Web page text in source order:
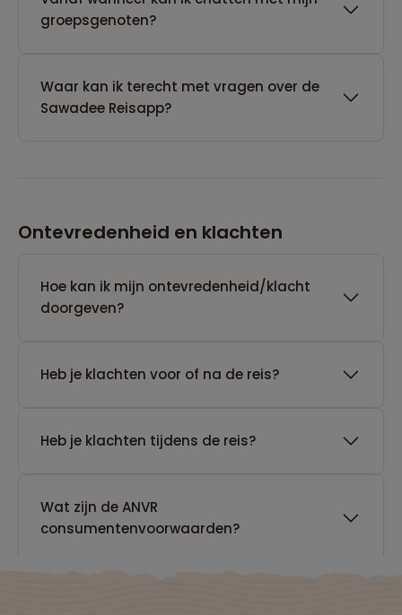
groepsgenoten?
Waar kan ik terecht met vragen over de
Sawadee Reisapp?
Ontevredenheid en klachten
Hoe kan ik mijn ontevredenheid/klacht
doorgeven?
Heb je klachten voor of na de reis?
Heb je klachten tijdens de reis?
Wat zijn de ANVR
consumentenvoorwaarden?